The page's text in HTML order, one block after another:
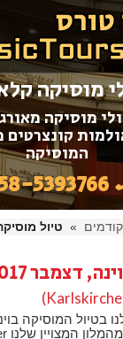
מוסיקה
מוסיקה
קונצרטים
המוסיקה
5393766
» טיול מוסיקה
דצמבר 2017
בטיול המוסיקה